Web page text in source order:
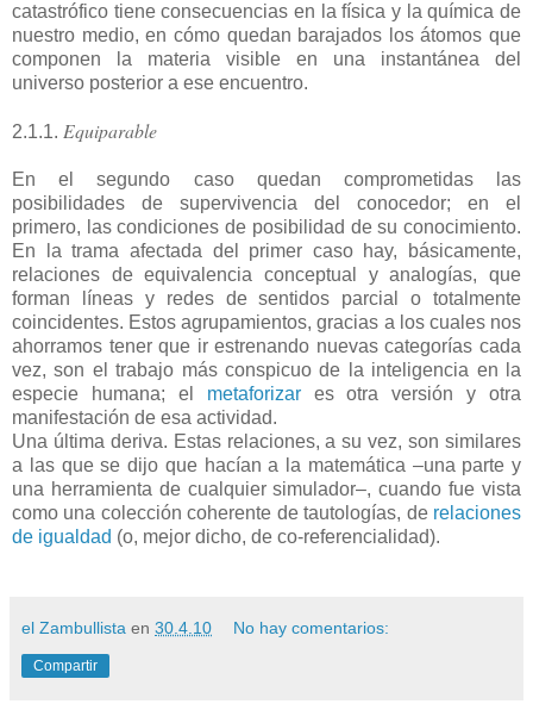
catastrófico tiene consecuencias en la física y la química de
nuestro medio, en cómo quedan barajados los átomos que
componen la materia visible en una instantánea del
universo posterior a ese encuentro.
2.1.1. Equiparable
En el segundo caso quedan comprometidas las
posibilidades de supervivencia del conocedor; en el
primero, las condiciones de posibilidad de su conocimiento.
En la trama afectada del primer caso hay, básicamente,
relaciones de equivalencia conceptual y analogías, que
forman líneas y redes de sentidos parcial o totalmente
coincidentes. Estos agrupamientos, gracias a los cuales nos
ahorramos tener que ir estrenando nuevas categorías cada
vez, son el trabajo más conspicuo de la inteligencia en la
especie humana; el metaforizares otra versión y otra
manifestación de esa actividad.
Una última deriva. Estas relaciones, a su vez, son similares
a las que se dijo que hacían a la matemática –una parte y
una herramienta de cualquier simulador–, cuando fue vista
como una colección coherente de tautologías, de relaciones
de igualdad (o, mejor dicho, de co-referencialidad).
el Zambullista en 30.4.10 No hay comentarios:
Compartir